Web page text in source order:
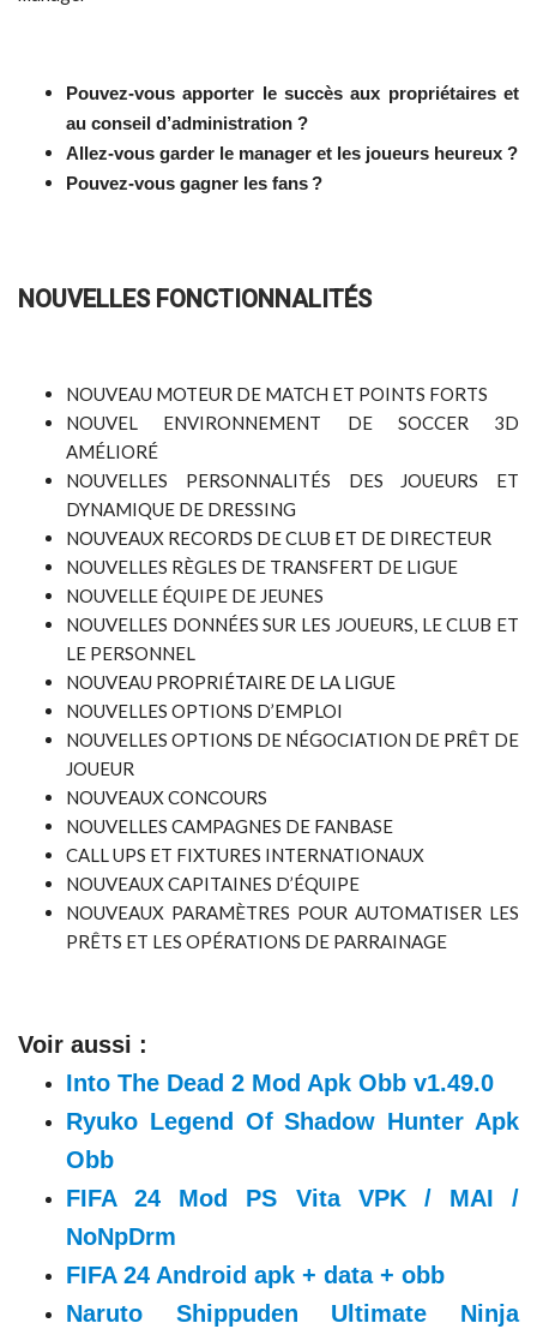
Pouvez-vous apporter le succès aux propriétaires et
au conseil d’administration ?
Allez-vous garder le manager et les joueurs heureux ?
Pouvez-vous gagner les fans ?
NOUVELLES FONCTIONNALITÉS
NOUVEAU MOTEUR DE MATCH ET POINTS FORTS
NOUVEL ENVIRONNEMENT DE SOCCER 3D
AMÉLIORÉ
NOUVELLES PERSONNALITÉS DES JOUEURS ET
DYNAMIQUE DE DRESSING
NOUVEAUX RECORDS DE CLUB ET DE DIRECTEUR
NOUVELLES RÈGLES DE TRANSFERT DE LIGUE
NOUVELLE ÉQUIPE DE JEUNES
NOUVELLES DONNÉES SUR LES JOUEURS, LE CLUB ET
LE PERSONNEL
NOUVEAU PROPRIÉTAIRE DE LA LIGUE
NOUVELLES OPTIONS D’EMPLOI
NOUVELLES OPTIONS DE NÉGOCIATION DE PRÊT DE
JOUEUR
NOUVEAUX CONCOURS
NOUVELLES CAMPAGNES DE FANBASE
CALL UPS ET FIXTURES INTERNATIONAUX
NOUVEAUX CAPITAINES D’ÉQUIPE
NOUVEAUX PARAMÈTRES POUR AUTOMATISER LES
PRÊTS ET LES OPÉRATIONS DE PARRAINAGE
Voir aussi :
Into The Dead 2 Mod Apk Obb v1.49.0
Ryuko Legend Of Shadow Hunter Apk
Obb
FIFA 24 Mod PS Vita VPK / MAI /
NoNpDrm
FIFA 24 Android apk + data + obb
Naruto Shippuden Ultimate Ninja